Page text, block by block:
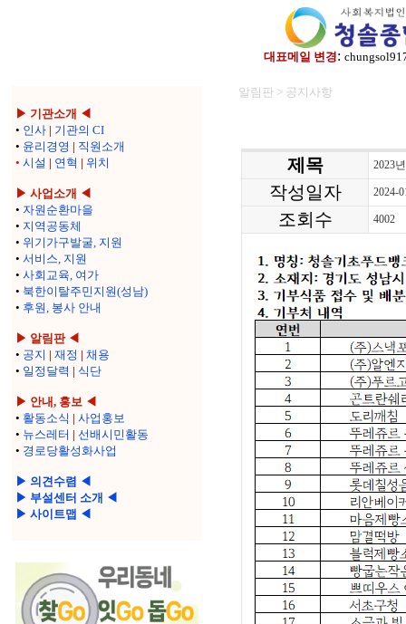
대표메일 변경:
▶ 기관소개 ◀
• 인사 | 기관의 CI
• 윤리경영 | 직원소개
• 시설 | 연혁 | 위치
▶ 사업소개 ◀
• 자원순환마을
• 지역공동체
• 위기가구발굴, 지원
• 서비스, 지원
• 사회교육, 여가
• 북한이탈주민지원(성남)
• 후원, 봉사 안내
▶ 알림판 ◀
• 공지 | 재정 | 채용
• 일정달력 | 식단
▶ 안내, 홍보 ◀
• 활동소식 | 사업홍보
• 뉴스레터 | 선배시민활동
• 경로당활성화사업
▶ 의견수렴 ◀
▶ 부설센터 소개 ◀
▶ 사이트맵 ◀
알림판 > 공지사항
제목 2023
작성일자 2024-
조회수 4002